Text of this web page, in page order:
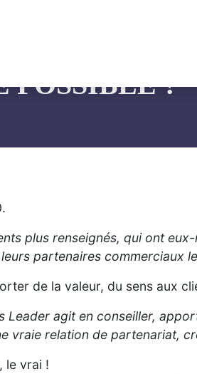
POSSIBLE ?
plus renseignés, qui ont
partenaires commerciaux
de la valeur, du sens aux
Leader agit en conseiller,
vraie relation de partenariat,
le vrai !